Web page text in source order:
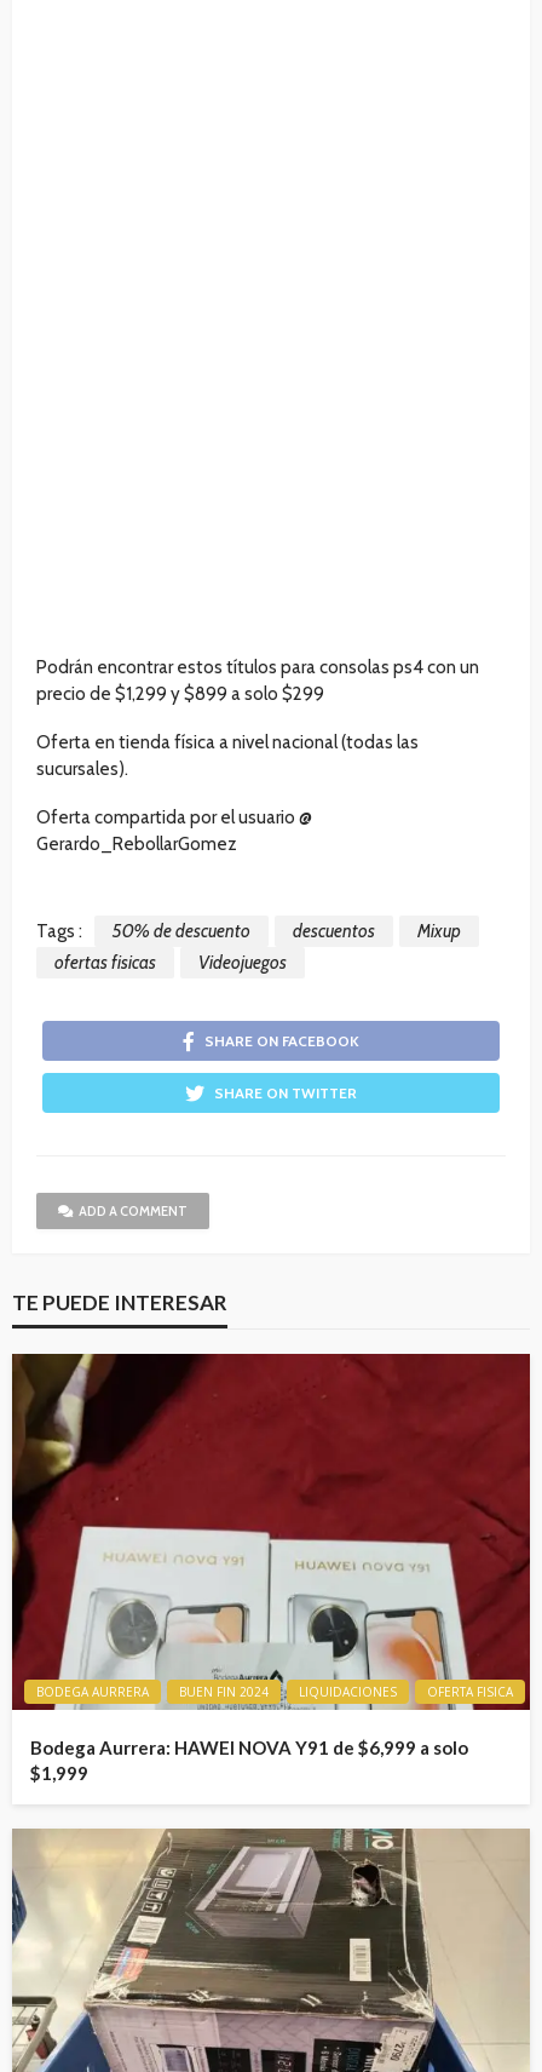
Podrán encontrar estos títulos para consolas ps4 con un
precio de $1,299 y $899 a solo $299
Oferta en tienda física a nivel nacional (todas las
sucursales).
Oferta compartida por el usuario @
Gerardo_RebollarGomez
Tags : 50% de descuento descuentos
Mixup
ofertas fisicas
Videojuegos
SHARE ON FACEBOOK
SHARE ON TWITTER
ADD A COMMENT
TE PUEDE INTERESAR
BODEGA AURRERA BUEN FIN 2024 LIQUIDACIONES OFERTA FISICA
Bodega Aurrera: HAWEI NOVA Y91 de $6,999 a solo
$1,999